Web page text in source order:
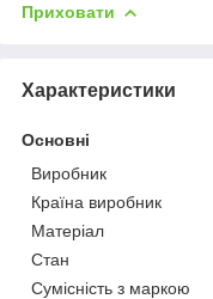
Приховати
Характеристики
Основні
Виробник
Країна виробник
Матеріал
Стан
Сумісність з маркою